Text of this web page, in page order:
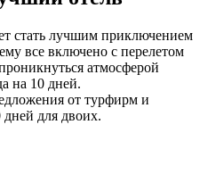
стать лучшим приключением
все включено с перелетом
атмосферой
на 10 дней.
от турфирм и
для двоих.